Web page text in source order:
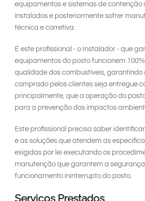
equipamentos e sistemas de contenção
instalados e posteriormente sofrer
técnica e corretiva.
É este profissional - o Instalador - que
equipamentos do posto funcionem
qualidade dos combustíveis, garantindo
comprado pelos clientes seja entregue
principalmente, que a operação do
para a prevenção dos impactos
Este profissional precisa saber
e as soluções que atendem as
exigidas por lei executando os
manutenção que garantem a
funcionamento ininterrupto do posto.
Serviços Prestados